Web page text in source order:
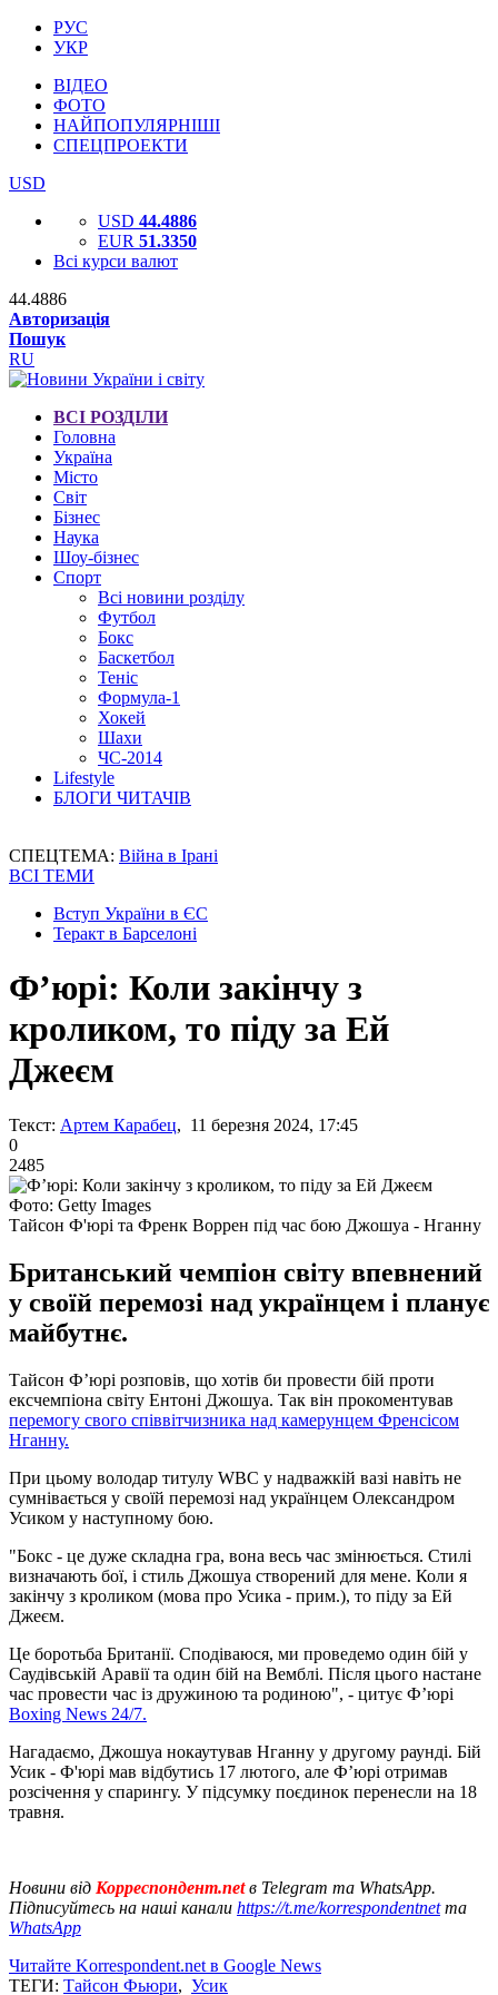
РУС
УКР
ВІДЕО
ФОТО
НАЙПОПУЛЯРНІШІ
СПЕЦПРОЕКТИ
USD
USD 44.4886
EUR 51.3350
Всі курси валют
44.4886
Авторизація
Пошук
RU
ВСІ РОЗДІЛИ
Головна
Україна
Місто
Світ
Бізнес
Наука
Шоу-бізнес
Спорт
Всі новини розділу
Футбол
Бокс
Баскетбол
Теніс
Формула-1
Хокей
Шахи
ЧС-2014
Lifestyle
БЛОГИ ЧИТАЧІВ
СПЕЦТЕМА: Війна в Ірані
ВСІ ТЕМИ
Вступ України в ЄС
Теракт в Барселоні
Ф’юрі: Коли закінчу з
кроликом, то піду за Ей
Джеєм
Текст: Артем Карабец, 11 березня 2024, 17:45
0
2485
Фото: Getty Images
Тайсон Ф'юрі та Френк Воррен під час бою Джошуа - Нганну
Британський чемпіон світу впевнений
у своїй перемозі над українцем і планує
майбутнє.
Тайсон Ф’юрі розповів, що хотів би провести бій проти
ексчемпіона світу Ентоні Джошуа. Так він прокоментував
перемогу свого співвітчизника над камерунцем Френсісом
Нганну.
При цьому володар титулу WBC у надважкій вазі навіть не
сумнівається у своїй перемозі над українцем Олександром
Усиком у наступному бою.
"Бокс - це дуже складна гра, вона весь час змінюється. Стилі
визначають бої, і стиль Джошуа створений для мене. Коли я
закінчу з кроликом (мова про Усика - прим.), то піду за Ей
Джеєм.
Це боротьба Британії. Сподіваюся, ми проведемо один бій у
Саудівській Аравії та один бій на Вемблі. Після цього настане
час провести час із дружиною та родиною", - цитує Ф’юрі
Boxing News 24/7.
Нагадаємо, Джошуа нокаутував Нганну у другому раунді. Бій
Усик - Ф'юрі мав відбутись 17 лютого, але Ф’юрі отримав
розсічення у спарингу. У підсумку поєдинок перенесли на 18
травня.
Новини від Корреспондент.netв Telegram та WhatsApp.
Підписуйтесь на наші канали https://t.me/korrespondentnetта
WhatsApp
Читайте Korrespondent.net в Google News
ТЕГИ: Тайсон Фьюри, Усик